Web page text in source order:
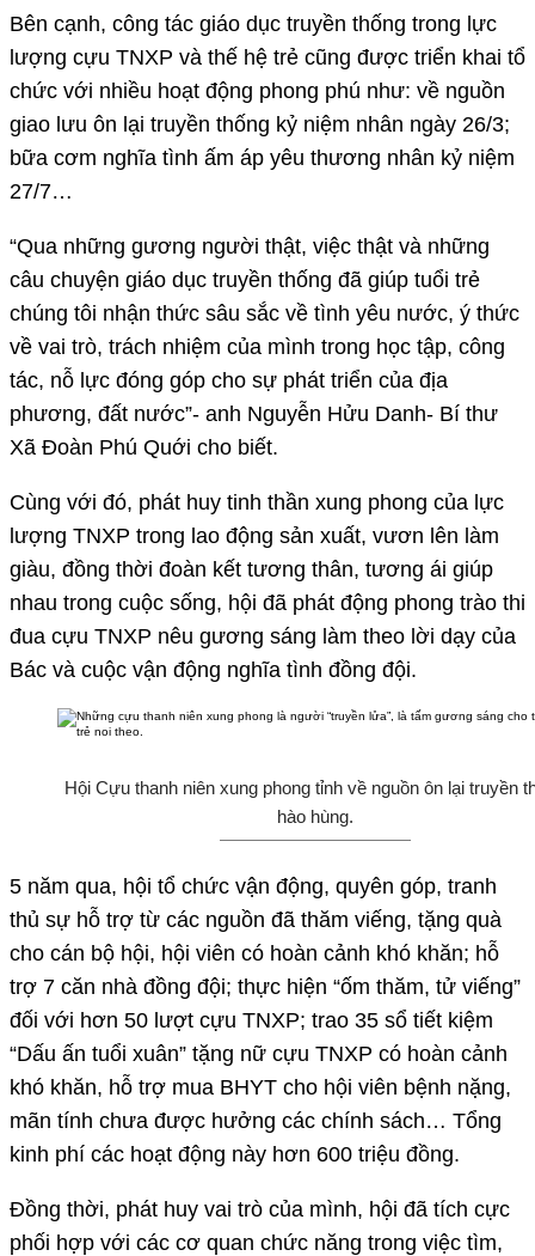
Bên cạnh, công tác giáo dục truyền thống trong lực
lượng cựu TNXP và thế hệ trẻ cũng được triển khai tổ
chức với nhiều hoạt động phong phú như: về nguồn
giao lưu ôn lại truyền thống kỷ niệm nhân ngày 26/3;
bữa cơm nghĩa tình ấm áp yêu thương nhân kỷ niệm
27/7…
“Qua những gương người thật, việc thật và những
câu chuyện giáo dục truyền thống đã giúp tuổi trẻ
chúng tôi nhận thức sâu sắc về tình yêu nước, ý thức
về vai trò, trách nhiệm của mình trong học tập, công
tác, nỗ lực đóng góp cho sự phát triển của địa
phương, đất nước”- anh Nguyễn Hửu Danh- Bí thư
Xã Đoàn Phú Quới cho biết.
Cùng với đó, phát huy tinh thần xung phong của lực
lượng TNXP trong lao động sản xuất, vươn lên làm
giàu, đồng thời đoàn kết tương thân, tương ái giúp
nhau trong cuộc sống, hội đã phát động phong trào thi
đua cựu TNXP nêu gương sáng làm theo lời dạy của
Bác và cuộc vận động nghĩa tình đồng đội.
Hội Cựu thanh niên xung phong tỉnh về nguồn ôn lại truyền
hào hùng.
5 năm qua, hội tổ chức vận động, quyên góp, tranh
thủ sự hỗ trợ từ các nguồn đã thăm viếng, tặng quà
cho cán bộ hội, hội viên có hoàn cảnh khó khăn; hỗ
trợ 7 căn nhà đồng đội; thực hiện “ốm thăm, tử viếng”
đối với hơn 50 lượt cựu TNXP; trao 35 sổ tiết kiệm
“Dấu ấn tuổi xuân” tặng nữ cựu TNXP có hoàn cảnh
khó khăn, hỗ trợ mua BHYT cho hội viên bệnh nặng,
mãn tính chưa được hưởng các chính sách… Tổng
kinh phí các hoạt động này hơn 600 triệu đồng.
Đồng thời, phát huy vai trò của mình, hội đã tích cực
phối hợp với các cơ quan chức năng trong việc tìm,